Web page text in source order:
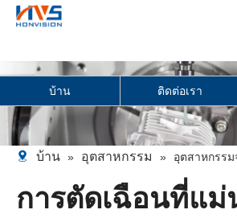
บ้าน ติดต่อเรา
บ้าน » อุตสาหกรรม » อุตสาหกรร
การตัดเฉือนที่แม่